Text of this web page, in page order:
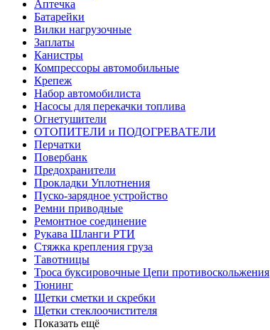
Аптечка
Батарейки
Вилки нагрузочные
Заплаты
Канистры
Компрессоры автомобильные
Крепеж
Набор автомобилиста
Насосы для перекачки топлива
Огнетушители
ОТОПИТЕЛИ и ПОДОГРЕВАТЕЛИ
Перчатки
Повербанк
Предохранители
Прокладки Уплотнения
Пуско-зарядное устройство
Ремни приводные
Ремонтное соединение
Рукава Шланги РТИ
Стяжка крепления груза
Тавотницы
Троса буксировочные Цепи противоскольжения
Тюнинг
Щетки сметки и скребки
Щетки стеклоочистителя
Показать ещё